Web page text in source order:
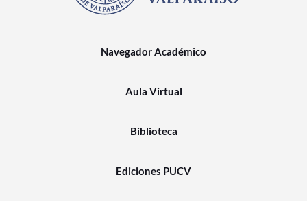
Navegador Académico
Aula Virtual
Biblioteca
Ediciones PUCV